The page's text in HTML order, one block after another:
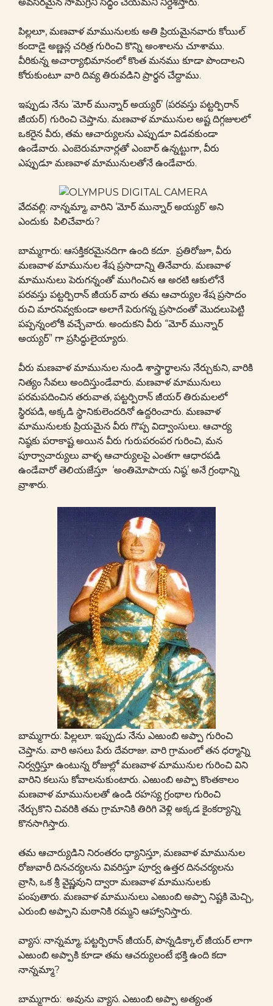
అవసరమైన సామగ్రిని సిద్ధం చేయమని నిర్దేశిస్తారు.
పిల్లలూ, మణవాళ మామునులకు అతి ప్రియమైనవారు కోయిల్
కందాడై అణ్ణన్ల చరిత్ర గురించి కొన్ని అంశాలను చూశాము.
వీరికున్న అచార్యాభిమానంలో కొంత మనము కూడా పొందాలని
కోరుకుంటూ వారి దివ్య తిరువడిని ప్రార్థన చేద్దాము.
ఇప్పుడు నేను ‘మోర్ మున్నార్ అయ్యర్’ (పరవస్తు పట్టర్పిరాన్
జీయర్) గురించి చెప్తాను. మణవాళ మామునుల అష్ట దిగ్గజులలో
ఒకరైన వీరు, తమ ఆచార్యులను ఎప్పుడూ విడవకుండా
ఉండేవారు. ఎంబెరుమానార్లతో ఎంబార్ ఉన్నట్టుగా, వీరు
ఎప్పుడూ మణవాళ మామునులతోనే ఉండేవారు.
వేదవల్లి: నాన్నమ్మా, వారిని ‘మోర్ మున్నార్ అయ్యర్’ అని
ఎందుకు పిలిచేవారు?
బామ్మగారు: ఆసక్తికరమైనదిగా ఉంది కదూ. ప్రతిరోజూ, వీరు
మణవాళ మామునుల శేష ప్రసాదాన్ని తినేవారు. మణవాళ
మామునులు పెరుగన్నంతో ముగించిన ఆ అరటి ఆకులోనే
పరవస్తు పట్టర్పిరాన్ జీయర్ వారు తమ ఆచార్యుల శేష ప్రసాదం
రుచి మారనివ్వకుండా అలాగే పెరుగన్న ప్రసాదంతో మొదలుపెట్టి
పప్పన్నంలోకి వచ్చేవారు. అందుకని వీరు “మోర్ మున్నార్
అయ్యర్” గా ప్రసిద్ధులైయ్యారు.
వీరు మణవాళ మామునుల నుండి శాస్త్రార్థాలను నేర్చుకుని, వారికి
నిత్యం సేవలు అందిస్తుండేవారు. మణవాళ మామునులు
పరమపదించిన తరువాత, పట్టర్పిరాన్ జీయర్ తిరుమలలో
స్థిరపడి, అక్కడి స్థానికులెందరినో ఉద్దరించారు. మణవాళ
మామునులకు ప్రియమైన వీరు గొప్ప విద్వాంసులు. ఆచార్య
నిష్ఠకు పరాకాష్ట అయిన వీరు గురుపరంపర గురించి, మన
పూర్వాచార్యులు వాళ్ళ ఆచార్యులపై ఎంతగా ఆధారపడి
ఉండేవారో తెలియజేస్తూ ‘అంతిమోపాయ నిష్ఠ’ అనే గ్రంథాన్ని
వ్రాశారు.
బామ్మగారు: పిల్లలూ. ఇప్పుడు నేను ఎఱుంబి అప్పా గురించి
చెప్తాను. వారి అసలు పేరు దేవరాజు. వారి గ్రామంలో తన ధర్మాన్ని
నిర్వర్తిస్తూ ఉంటున్న రోజుల్లో మణవాళ మామునుల గురించి విని
వారిని కలుసు కోవాలనుకుంటారు. ఎఱుంబి అప్పా కొంతకాలం
మణవాళ మామునులతో ఉండి రహస్య గ్రంథాల గురించి
నేర్చుకొని చివరికి తమ గ్రామానికి తిరిగి వెళ్లి అక్కడ కైంకర్యాన్ని
కొనసాగిస్తారు.
తమ ఆచార్యుడిని నిరంతరం ధ్యానిస్తూ, మణవాళ మామునుల
రోజువారీ దినచర్యలను వివరిస్తూ పూర్వ ఉత్తర దినచర్యలను
వ్రాసి, ఒక శ్రీ వైష్ణవుని ద్వారా మణవాళ మామునులకు
పంపుతారు. మణవాళ మామునులు ఎఱుంబి అప్పా నిష్టకి మెచ్చి,
ఎరుంబి అప్పాని మఠానికి రమ్మని ఆహ్వానిస్తారు.
వ్యాస: నాన్నమ్మా, పట్టర్పిరాన్ జీయర్, పొన్నడిక్కాల్ జీయర్ లాగా
ఎఱుంబి అప్పాకి కూడా తమ ఆచర్యులంటే భక్తి ఉంది కదా
నాన్నమ్మా?
బామ్మగారు: అవును వ్యాస. ఎఱుంబి అప్పా అత్యంత